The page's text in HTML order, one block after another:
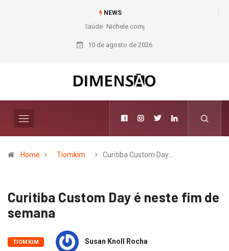
NEWS
Nichele completa 50 anos com 14 lojas e presença entre os maiores
varejistas de materiais de construção do Brasil
10 de agosto de 2026
Home Tiomkim Curitiba Custom Day…
Curitiba Custom Day é neste fim de
semana
TIOMKIM Susan Knoll Rocha